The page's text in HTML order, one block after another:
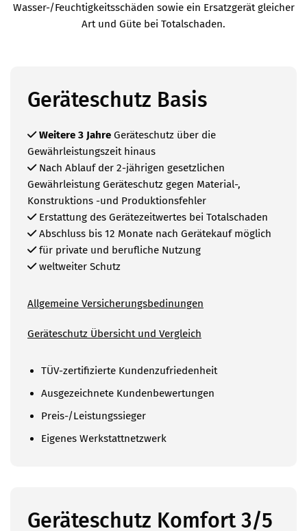
Wasser-/Feuchtigkeitsschäden sowie ein Ersatzgerät gleicher
Art und Güte bei Totalschaden.
Geräteschutz Basis
Weitere 3 Jahre Geräteschutz über die
Gewährleistungszeit hinaus
Nach Ablauf der 2-jährigen gesetzlichen
Gewährleistung Geräteschutz gegen Material-,
Konstruktions -und Produktionsfehler
Erstattung des Gerätezeitwertes bei Totalschaden
Abschluss bis 12 Monate nach Gerätekauf möglich
für private und berufliche Nutzung
weltweiter Schutz
Allgemeine Versicherungsbedinungen
Geräteschutz Übersicht und Vergleich
TÜV-zertifizierte Kundenzufriedenheit
Ausgezeichnete Kundenbewertungen
Preis-/Leistungssieger
Eigenes Werkstattnetzwerk
Geräteschutz Komfort 3/5